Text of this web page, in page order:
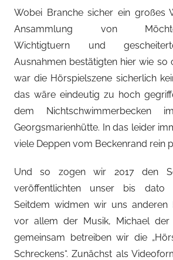
Wobei Branche sicher ein großes
Ansammlung von
Wichtigtuern und
Ausnahmen bestätigten hier wie so
war die Hörspielszene sicherlich
das wäre eindeutig zu hoch
dem Nichtschwimmerbecken
Georgsmarienhütte. In das leider
viele Deppen vom Beckenrand rein
Und so zogen wir 2017 den
veröffentlichten unser bis dato
Seitdem widmen wir uns anderen
vor allem der Musik, Michael der
gemeinsam betreiben wir die
Schreckens“. Zunächst als